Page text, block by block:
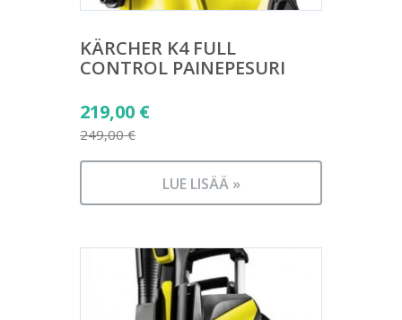
KÄRCHER K4 FULL
CONTROL PAINEPESURI
249,00€
Alkuperäinen
hinta
oli:
219,00 €
Nykyinen
on:
LUE LISÄÄ »